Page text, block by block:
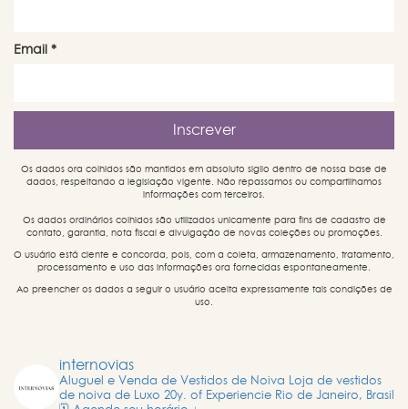
Email *
Os dados ora colhidos são mantidos em absoluto sigilo dentro de nossa base de
dados, respeitando a legislação vigente. Não repassamos ou compartilhamos
informações com terceiros.
Os dados ordinários colhidos são utilizados unicamente para fins de cadastro de
contato, garantia, nota fiscal e divulgação de novas coleções ou promoções.
O usuário está ciente e concorda, pois, com a coleta, armazenamento, tratamento,
processamento e uso das informações ora fornecidas espontaneamente.
Ao preencher os dados a seguir o usuário aceita expressamente tais condições de
uso.
internovias
Aluguel e Venda de Vestidos de Noiva Loja de vestidos
de noiva de Luxo 20y. of Experiencie Rio de Janeiro, Brasil